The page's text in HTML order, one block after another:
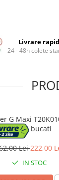
Livrare
24 - 48h colete
G Maxi
cm, 10 bucati
Lei222,00
IN STOC